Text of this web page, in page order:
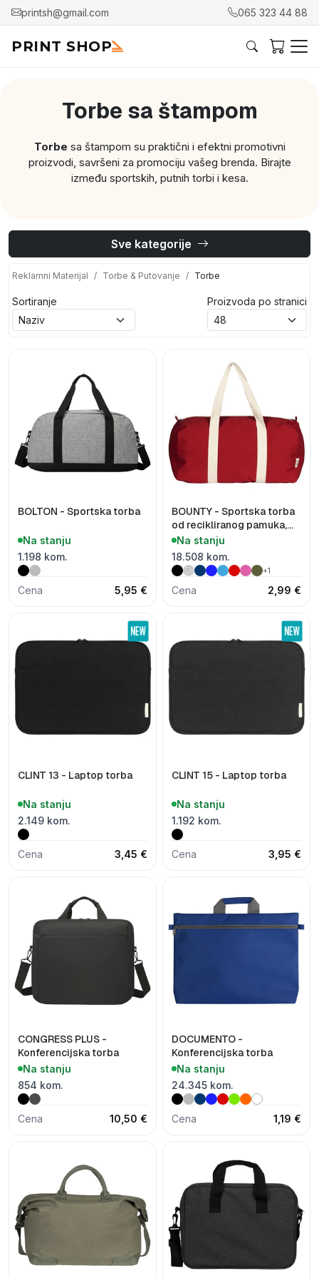
printsh@gmail.com 065 323 44 88
PRINT SHOP
Torbe sa štampom
Torbe sa štampom su praktični i efektni promotivni
proizvodi, savršeni za promociju vašeg brenda. Birajte
između sportskih, putnih torbi i kesa.
Sve kategorije
Reklamni Materijal Torbe & Putovanje Torbe
Sortiranje Proizvoda po stranici
BOLTON - Sportska torba
Na stanju
1.198 kom.
Cena 5,95 €
BOUNTY - Sportska torba
od recikliranog pamuka,
320 g/m2
Na stanju
18.508 kom.
+1
Cena 2,99 €
CLINT 13 - Laptop torba
Na stanju
2.149 kom.
Cena 3,45 €
CLINT 15 - Laptop torba
Na stanju
1.192 kom.
Cena 3,95 €
CONGRESS PLUS -
Konferencijska torba
Na stanju
854 kom.
Cena 10,50 €
DOCUMENTO -
Konferencijska torba
Na stanju
24.345 kom.
Cena 1,19 €